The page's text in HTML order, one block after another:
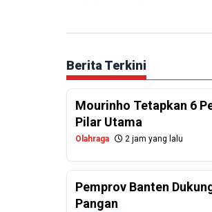
Berita Terkini
Mourinho Tetapkan 6
Pilar Utama
Olahraga 2 jam yang lalu
Pemprov Banten
Pangan